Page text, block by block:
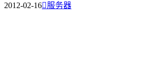
2012-02-16服务器